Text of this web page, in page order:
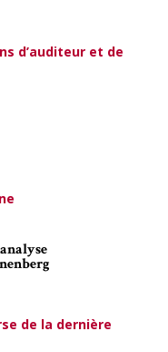
d’auditeur et de
de la dernière